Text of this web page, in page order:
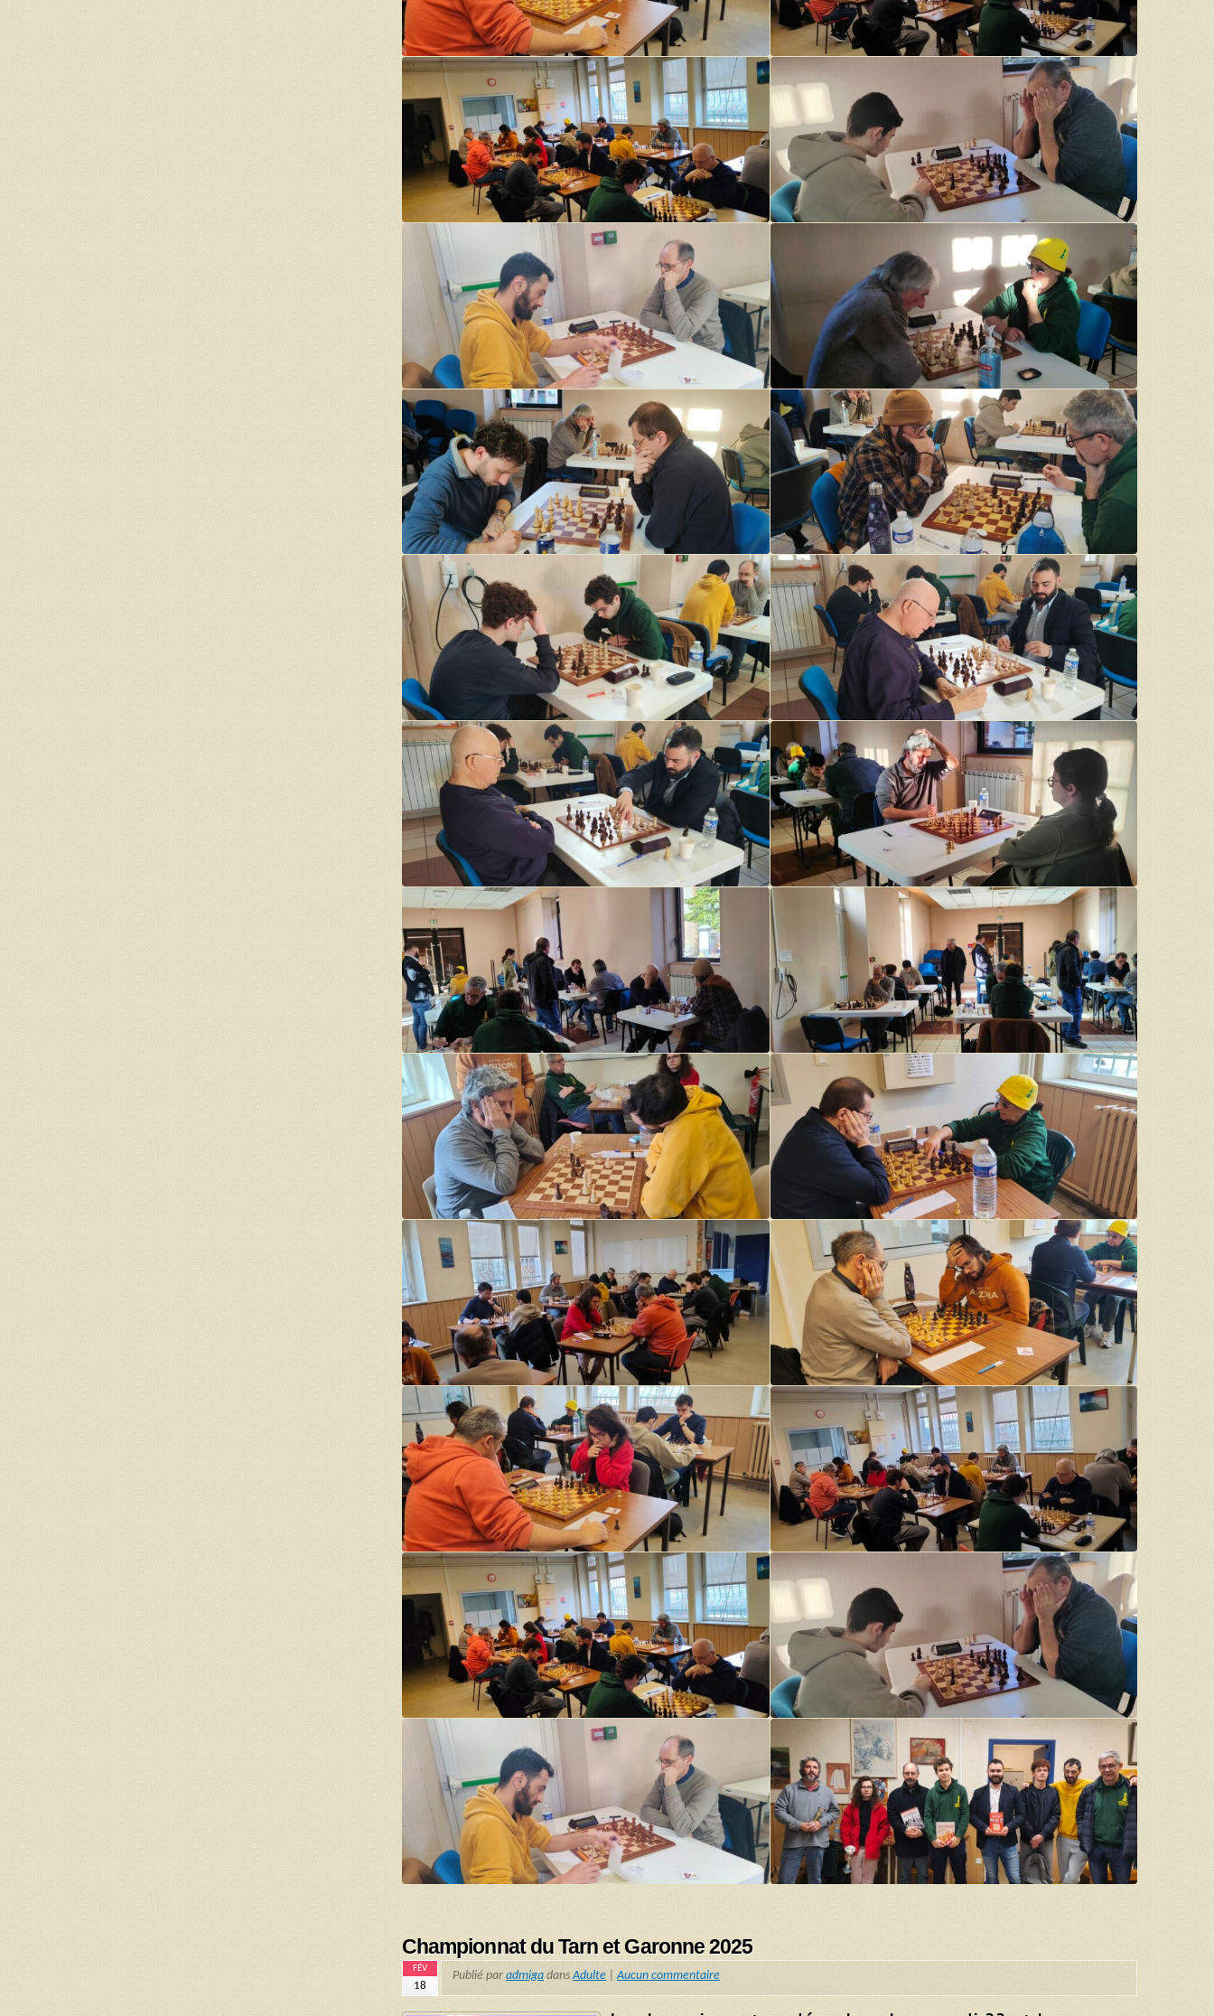
Championnat du Tarn et Garonne 2025
FÉV
18
Publié par admiga dansAdulte |Aucun commentaire